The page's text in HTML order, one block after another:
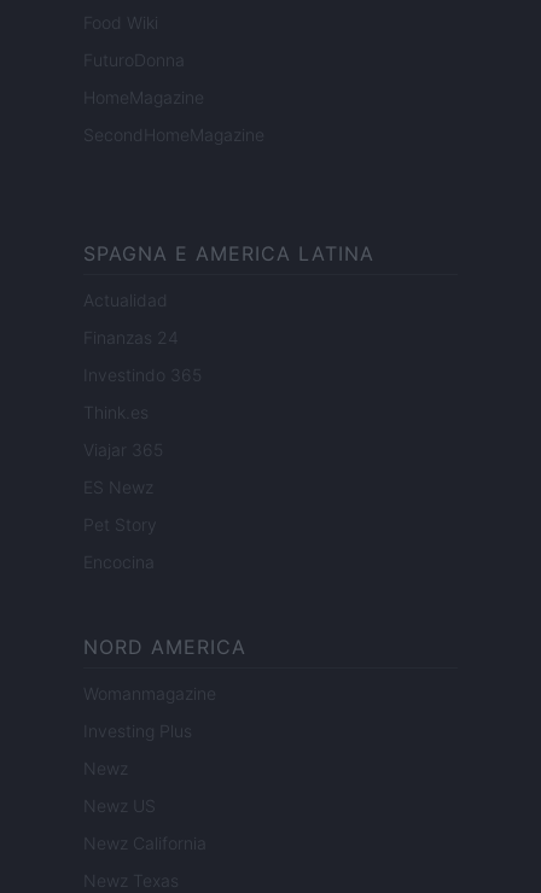
Food Wiki
FuturoDonna
HomeMagazine
SecondHomeMagazine
SPAGNA E AMERICA LATINA
Actualidad
Finanzas 24
Investindo 365
Think.es
Viajar 365
ES Newz
Pet Story
Encocina
NORD AMERICA
Womanmagazine
Investing Plus
Newz
Newz US
Newz California
Newz Texas